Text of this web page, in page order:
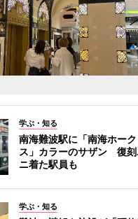
学ぶ・知る
南海難波駅に「南海ホーク
ス」カラーのサザン 復刻
ニ着た駅員も
学ぶ・知る